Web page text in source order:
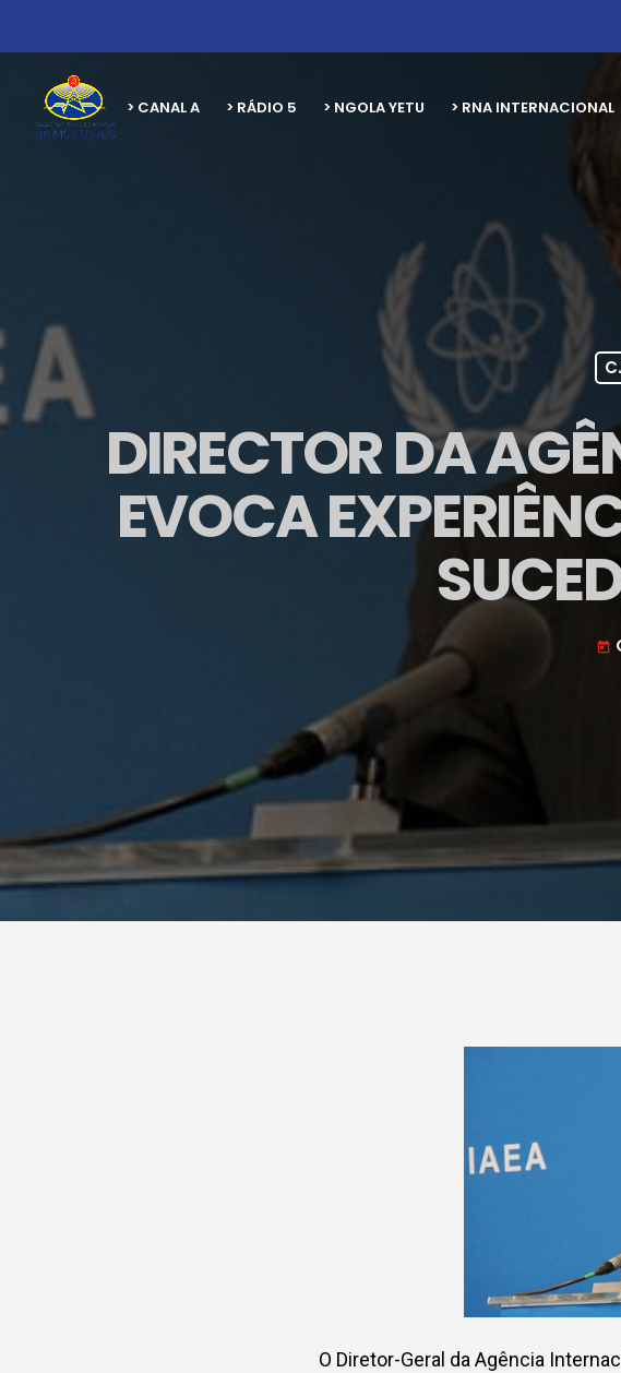
> CANAL A > RÁDIO 5 > NGOLA YETU > RNA INTERNACIONAL
DIRECTOR DA
EVOCA
today
O Diretor-Geral da Agência